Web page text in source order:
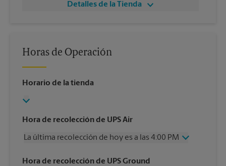
Detalles de la Tienda
Horas de Operación
Horario de la tienda
Hora de recolección de UPS Air
La última recolección de hoy es a las 4:00 PM
Miércoles
4:00 PM
Hora de recolección de UPS Ground